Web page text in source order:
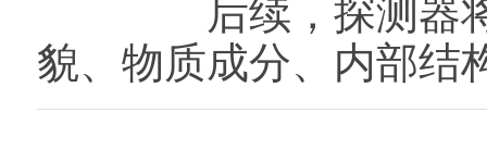
后续，探测器将逐
貌、物质成分、内部结